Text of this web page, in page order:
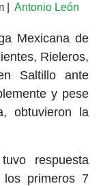
Antonio León
Mexicana de
Rieleros,
Saltillo ante
y pese
obtuvieron la
respuesta
primeros 7